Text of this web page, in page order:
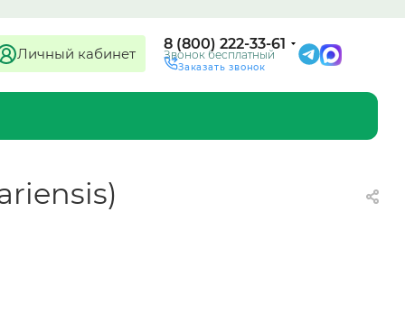
Личный кабинет
8 (800) 222-33-61
Звонок бесплатный
Заказать звонок